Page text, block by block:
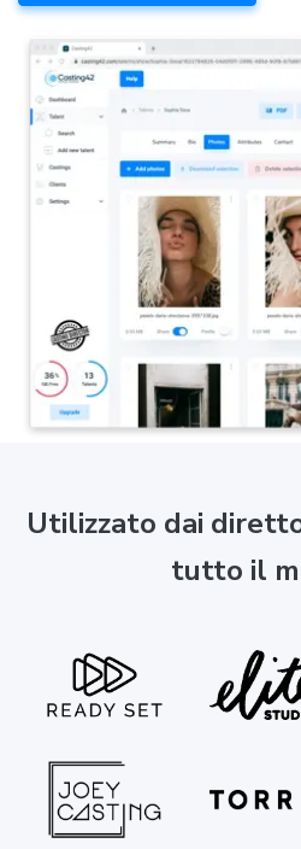
Utilizzato dai
tutto il